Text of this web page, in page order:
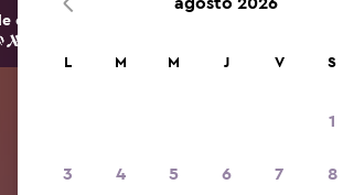
opciones de hoteles y alojamientos.
L M M J V S
1
3 4 5 6 7 8